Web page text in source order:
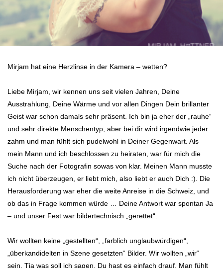
Mirjam hat eine Herzlinse in der Kamera – wetten?
Liebe Mirjam, wir kennen uns seit vielen Jahren, Deine
Ausstrahlung, Deine Wärme und vor allen Dingen Dein brillanter
Geist war schon damals sehr präsent. Ich bin ja eher der „rauhe“
und sehr direkte Menschentyp, aber bei dir wird irgendwie jeder
zahm und man fühlt sich pudelwohl in Deiner Gegenwart. Als
mein Mann und ich beschlossen zu heiraten, war für mich die
Suche nach der Fotografin sowas von klar. Meinen Mann musste
ich nicht überzeugen, er liebt mich, also liebt er auch Dich :). Die
Herausforderung war eher die weite Anreise in die Schweiz, und
ob das in Frage kommen würde … Deine Antwort war spontan Ja
– und unser Fest war bildertechnisch „gerettet“.
Wir wollten keine „gestellten“, „farblich unglaubwürdigen“,
„überkandidelten in Szene gesetzten“ Bilder. Wir wollten „wir“
sein. Tja was soll ich sagen, Du hast es einfach drauf. Man fühlt